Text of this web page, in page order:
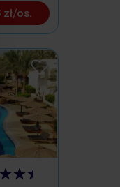
zł/os.